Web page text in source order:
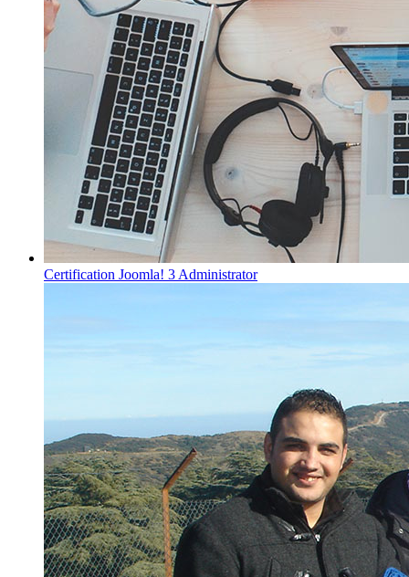
Certification Joomla! 3 Administrator